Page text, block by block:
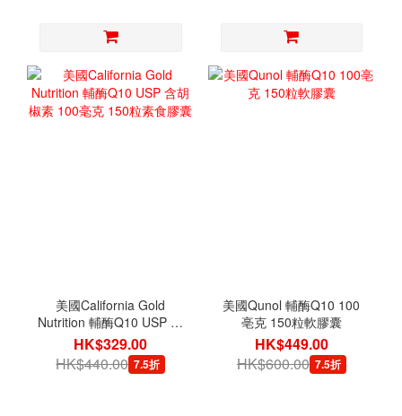
美國California Gold
Nutrition 輔酶Q10 USP 含
胡椒素 100毫克 150粒素
食膠囊
HK$329.00
HK$440.00 7.5折
美國Qunol 輔酶Q10 100
亳克 150粒軟膠囊
HK$449.00
HK$600.00 7.5折